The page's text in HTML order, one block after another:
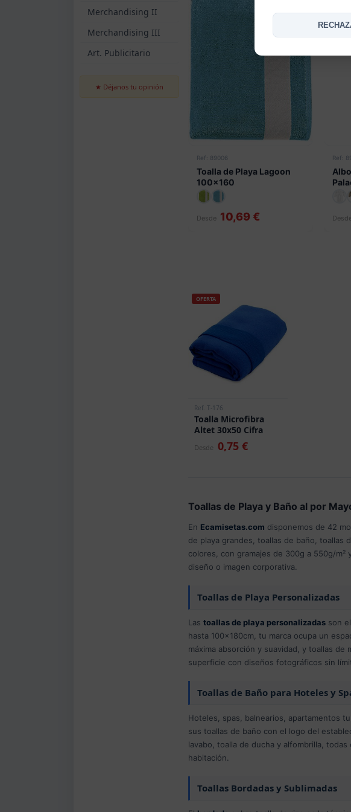
Merchandising II
Merchandising III
Art. Publicitario
★ Déjanos tu opinión
Ref: 89006
Toalla de Playa Lagoon
100x160
Desde 10,69 €
Ref:
OFERTA
Ref. T-176
Toalla Microfibra
Altet 30x50 Cifra
Desde 0,75 €
Toallas de Playa y Baño al por
En Ecamisetas.com disponemos de 42
de playa grandes, toallas de baño, toallas
colores, con gramajes de 300g a 550g/m²
diseño o imagen corporativa.
Toallas de Playa Personalizadas
Las toallas de playa personalizadas son
hasta 100x180cm, tu marca ocupa un
máxima absorción y suavidad, y toallas
superficie con diseños fotográficos sin
Toallas de Baño para Hoteles y
Hoteles, spas, balnearios, apartamentos
sus toallas de baño con el logo del
lavabo, toalla de ducha y alfombrilla,
habitación.
Toallas Bordadas y Sublimadas